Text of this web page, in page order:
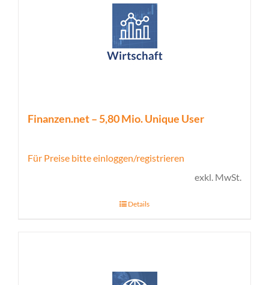
Finanzen.net – 5,80 Mio. Unique User
Für Preise bitte einloggen/registrieren
exkl. MwSt.
Details